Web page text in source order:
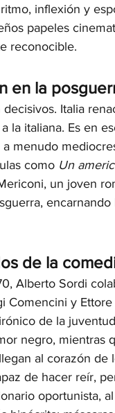
inflexión y
papeles
reconocible.
en la
Italia
la italiana. Es en
menudo
como Un
un joven
de la
Alberto Sordi
Comencini y Ettore
de la
negro, mientras
al corazón de
de hacer reír,
oportunista,